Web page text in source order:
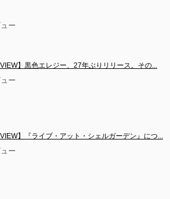
ー
】黒色エレジー、27年ぶりリリース。その...
ー
】『ライブ・アット・シェルガーデン』につ...
ー